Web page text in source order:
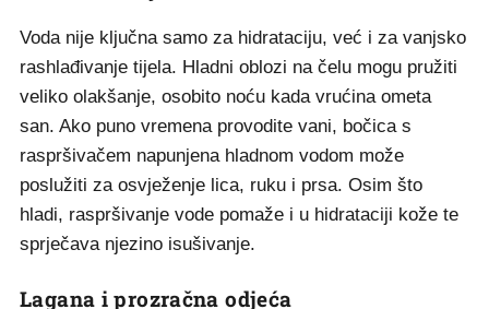
Voda nije ključna samo za hidrataciju, već i za vanjsko
rashlađivanje tijela. Hladni oblozi na čelu mogu pružiti
veliko olakšanje, osobito noću kada vrućina ometa
san. Ako puno vremena provodite vani, bočica s
raspršivačem napunjena hladnom vodom može
poslužiti za osvježenje lica, ruku i prsa. Osim što
hladi, raspršivanje vode pomaže i u hidrataciji kože te
sprječava njezino isušivanje.
Lagana i prozračna odjeća